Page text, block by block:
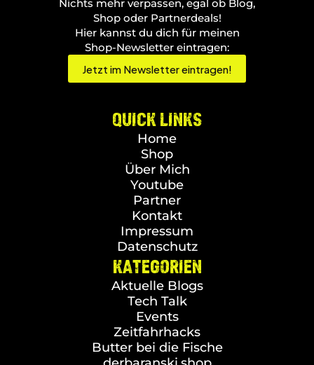
Nichts mehr verpassen, egal ob Blog,
Shop oder Partnerdeals!
Hier kannst du dich für meinen
Shop-Newsletter eintragen:
Jetzt im Newsletter eintragen!
QUICK LINKS
Home
Shop
Über Mich
Youtube
Partner
Kontakt
Impressum
Datenschutz
KATEGORIEN
Aktuelle Blogs
Tech Talk
Events
Zeitfahrhacks
Butter bei die Fische